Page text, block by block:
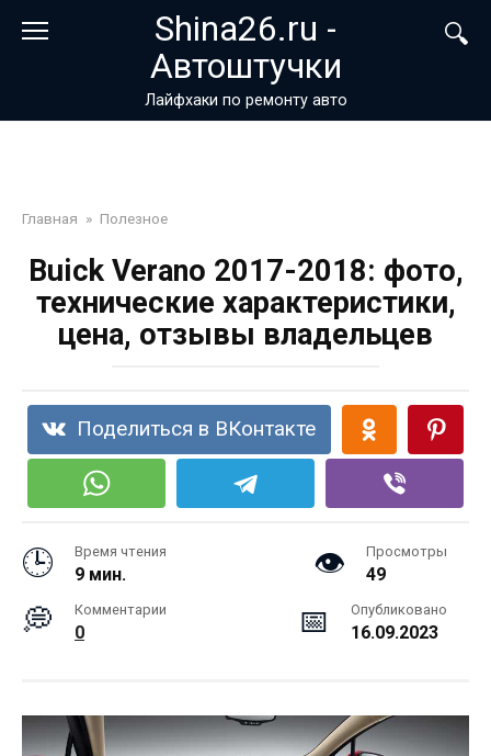
Shina26.ru -
Автоштучки
Лайфхаки по ремонту авто
Главная » Полезное
Buick Verano 2017-2018: фото,
технические характеристики,
цена, отзывы владельцев
Поделиться в ВКонтакте
Время чтения
9 мин.
Просмотры
49
Комментарии
0
Опубликовано
16.09.2023